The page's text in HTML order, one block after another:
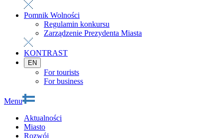
Pomnik Wolności
Regulamin konkursu
Zarządzenie Prezydenta Miasta
KONTRAST
EN
For tourists
For business
Menu
Aktualności
Miasto
Rozwój